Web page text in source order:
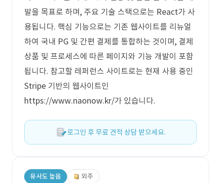
발을 목표로 하며, 주요 기술 스택으로는 React가 사
용됩니다. 핵심 기능으로는 기존 웹사이트를 리뉴얼
하여 국내 PG 및 간편 결제를 통합하는 것이며, 결제
상품 및 프로세스에 따른 페이지와 기능 개발이 포함
됩니다. 참고할 레퍼런스 사이트로는 현재 사용 중인
Stripe 기반의 웹사이트인
https://www.naonow.kr/가 있습니다.
로그인 후 무료 견적 상담 받으세요.
유사도 높음 외주